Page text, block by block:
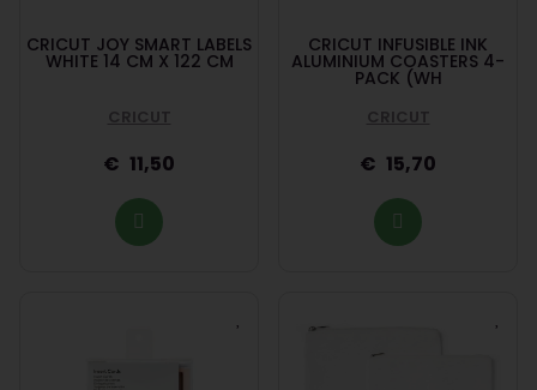
CRICUT JOY SMART LABELS
WHITE 14 CM X 122 CM
CRICUT
11,50
CRICUT INFUSIBLE INK
ALUMINIUM COASTERS 4-
PACK (WH
CRICUT
15,70